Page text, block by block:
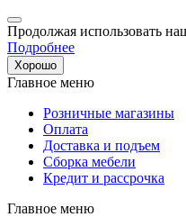
Продолжая использовать
Подробнее
Хорошо
Главное меню
Розничные магазины
Оплата
Доставка и подъем
Сборка мебели
Кредит и рассрочка
Главное меню